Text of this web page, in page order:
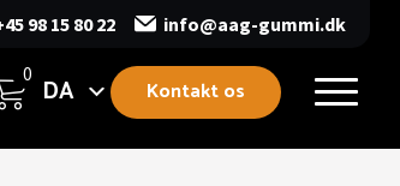
98 15 80 22 info@aag-gummi.dk
0 DA Kontakt os